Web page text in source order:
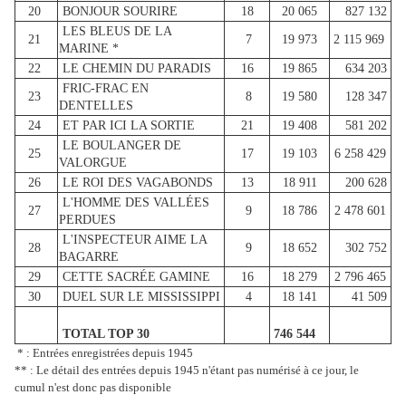
20
BONJOUR SOURIRE 18 20 065 827 132
21
LES BLEUS DE LA
MARINE *
7 19 973 2 115 969
22 LE CHEMIN DU PARADIS 16 19 865 634 203
23
FRIC-FRAC EN
DENTELLES
8 19 580 128 347
24 ET PAR ICI LA SORTIE 21 19 408 581 202
25
LE BOULANGER DE
VALORGUE
17 19 103 6 258 429
26 LE ROI DES VAGABONDS 13 18 911 200 628
27
L'HOMME DES VALLÉES
PERDUES
9 18 786 2 478 601
28
L'INSPECTEUR AIME LA
BAGARRE
9 18 652 302 752
29 CETTE SACRÉE GAMINE 16 18 279
2 796 465
30
DUEL SUR LE MISSISSIPPI 4 18 141 41 509
TOTAL TOP 30
746 544
* : Entrées enregistrées depuis 1945
** : Le détail des entrées depuis 1945 n'étant pas numérisé à ce jour, le
cumul n'est donc pas disponible